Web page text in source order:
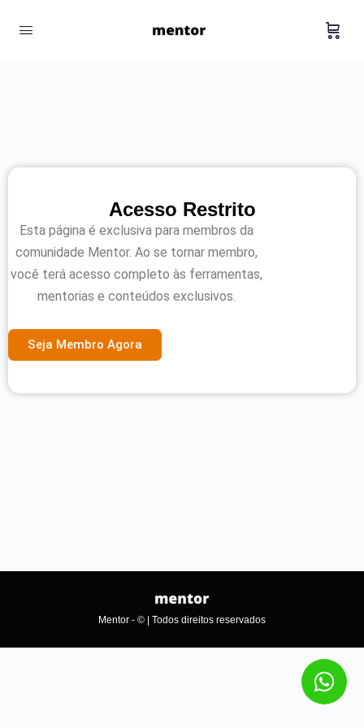
Acesso Restrito
Esta página é exclusiva para membros da
comunidade Mentor. Ao se tornar membro,
você terá acesso completo às ferramentas,
mentorias e conteúdos exclusivos.
Seja Membro Agora
Mentor - © | Todos direitos reservados